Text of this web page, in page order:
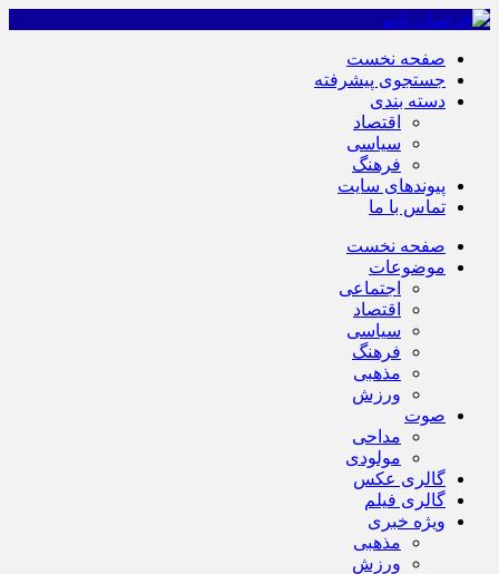
صفحه نخست
جستجوی پیشرفته
دسته بندی
اقتصاد
سیاسی
فرهنگ
پیوندهای سایت
تماس با ما
صفحه نخست
موضوعات
اجتماعی
اقتصاد
سیاسی
فرهنگ
مذهبی
ورزش
صوت
مداحی
مولودی
گالری عکس
گالری فیلم
ویژه خبری
مذهبی
ورزش